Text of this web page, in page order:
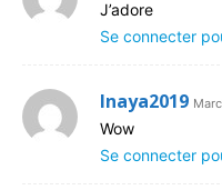
J’adore
Se connecter
Inaya2019
Wow
Se connecter